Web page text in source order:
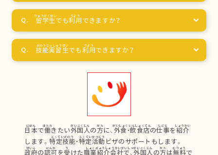
留学生でも利用 できますか？
技能実習生でも利用できますか？
日本で働きたい外国人の方に、 外食 ・飲食店の仕事を紹介
します。特定技能・特定活動 ビザのサポートもします。
政府の認可を受けた職業紹介会社で、 外国人の方は無料で